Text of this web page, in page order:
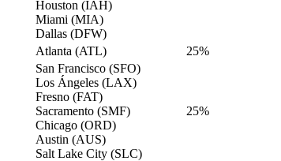
Houston (IAH)
Miami (MIA)
Dallas (DFW)
Atlanta (ATL) 25%
San Francisco (SFO)
Los Ángeles (LAX)
Fresno (FAT)
Sacramento (SMF)
Chicago (ORD)
Austin (AUS)
Salt Lake City (SLC)
25%